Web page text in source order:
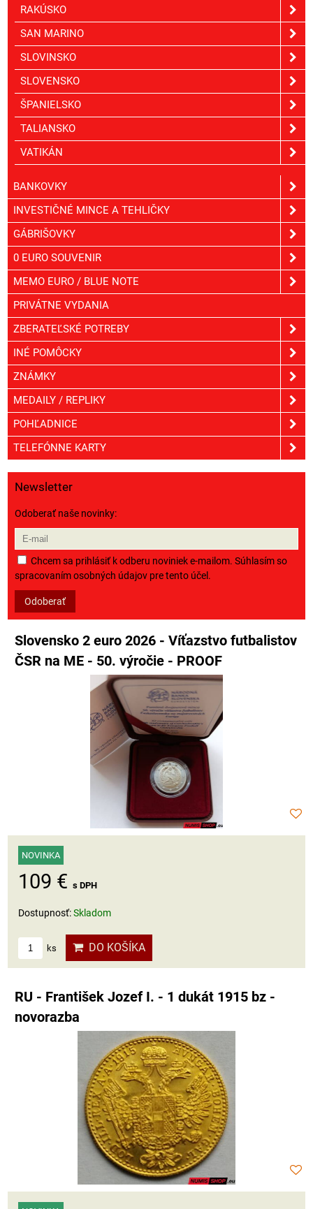
RAKÚSKO
SAN MARINO
SLOVINSKO
SLOVENSKO
ŠPANIELSKO
TALIANSKO
VATIKÁN
BANKOVKY
INVESTIČNÉ MINCE A TEHLIČKY
GÁBRIŠOVKY
0 EURO SOUVENIR
MEMO EURO / BLUE NOTE
PRIVÁTNE VYDANIA
ZBERATEĽSKÉ POTREBY
INÉ POMÔCKY
ZNÁMKY
MEDAILY / REPLIKY
POHĽADNICE
TELEFÓNNE KARTY
Newsletter
Odoberať naše novinky:
Chcem sa prihlásiť k odberu noviniek e-mailom. Súhlasím so
spracovaním osobných údajov pre tento účel.
Odoberať
Slovensko 2 euro 2026 - Víťazstvo futbalistov
ČSR na ME - 50. výročie - PROOF
NOVINKA
109 € s DPH
Dostupnosť:Skladom
ks DO KOŠÍKA
RU - František Jozef I. - 1 dukát 1915 bz -
novorazba